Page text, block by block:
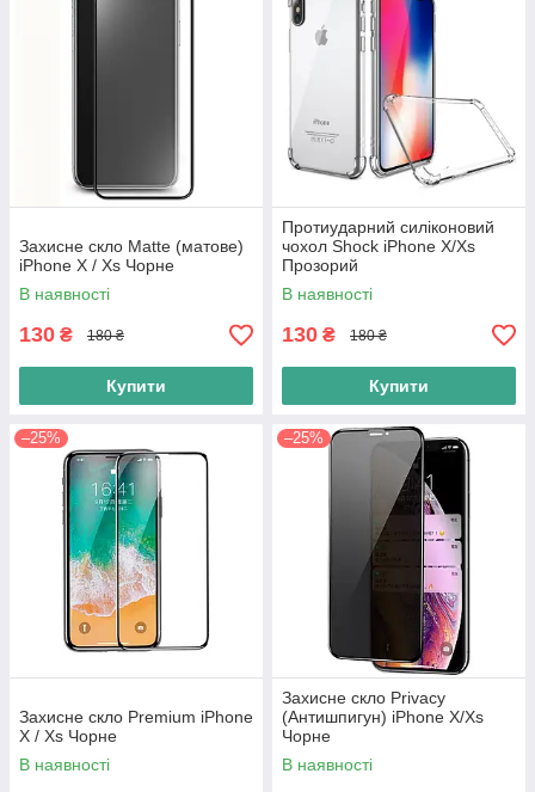
Захисне скло Matte (матове)
iPhone X / Xs Чорне
В наявності
130 ₴ 180 ₴
Купити
Протиударний силіконовий
чохол Shock iPhone X/Xs
Прозорий
В наявності
130 ₴ 180 ₴
Купити
–25%
Захисне скло Premium iPhone
X / Xs Чорне
В наявності
–25%
Захисне скло Privacy
(Антишпигун) iPhone X/Xs
Чорне
В наявності